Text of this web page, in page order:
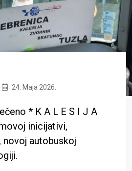
24. Maja 2026.
* K A L E S I J A
inicijativi,
novoj autobuskoj